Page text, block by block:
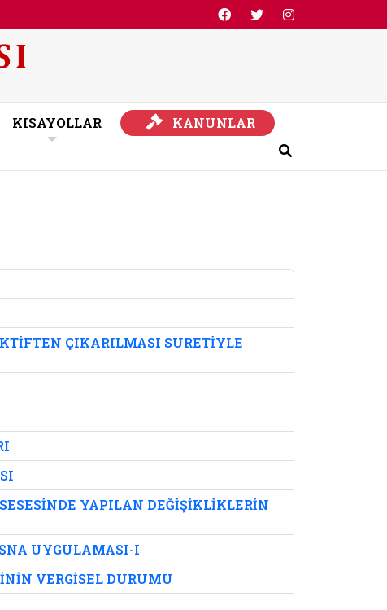
KISAYOLLAR KANUNLAR
KANUNLAR
ÇIKARILMASI SURETİYLE
YAPILAN DEĞİŞİKLİKLERİN
UYGULAMASI-I
VERGİSEL DURUMU